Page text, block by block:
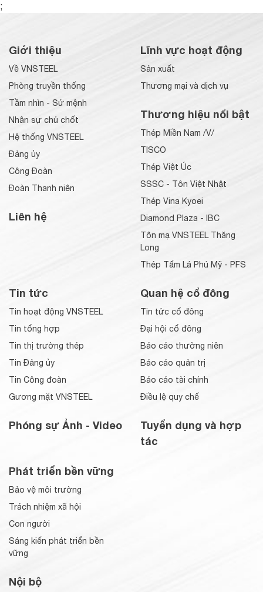
;
Giới thiệu
Về VNSTEEL
Phòng truyền thống
Tầm nhìn - Sứ mệnh
Nhân sự chủ chốt
Hệ thống VNSTEEL
Đảng ủy
Công Đoàn
Đoàn Thanh niên
Liên hệ
Lĩnh vực hoạt động
Sản xuất
Thương mại và dịch vụ
Thương hiệu nổi bật
Thép Miền Nam /V/
TISCO
Thép Việt Úc
SSSC - Tôn Việt Nhật
Thép Vina Kyoei
Diamond Plaza - IBC
Tôn mạ VNSTEEL Thăng
Long
Thép Tấm Lá Phú Mỹ - PFS
Tin tức
Tin hoạt động VNSTEEL
Tin tổng hợp
Tin thị trường thép
Tin Đảng ủy
Tin Công đoàn
Gương mặt VNSTEEL
Phóng sự Ảnh - Video
Quan hệ cổ đông
Tin tức cổ đông
Đại hội cổ đông
Báo cáo thường niên
Báo cáo quản trị
Báo cáo tài chính
Điều lệ quy chế
Tuyển dụng và hợp
tác
Phát triển bền vững
Bảo vệ môi trường
Trách nhiệm xã hội
Con người
Sáng kiến phát triển bền
vững
Nội bộ